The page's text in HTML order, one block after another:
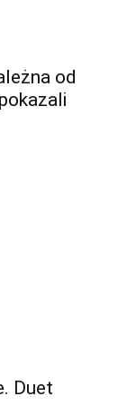
od
Duet